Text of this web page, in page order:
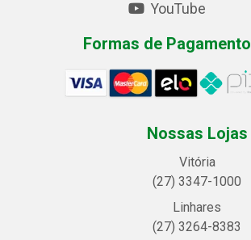
YouTube
Formas de Pagamento
Nossas Lojas
Vitória
(27) 3347-1000
Linhares
(27) 3264-8383